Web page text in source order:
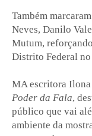
Também
Neves, Danilo
Mutum,
Distrito Federal
MA escritora
Poder da Fala,
público que vai
ambiente da